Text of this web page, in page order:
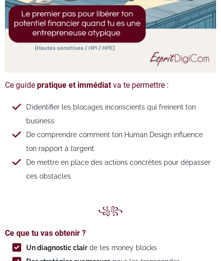
Ce guide pratique et immédiatva te permettre :
D’identifier les blocages inconscients qui freinent ton
business
De comprendre comment ton Human Design influence
ton rapport à l’argent
De mettre en place des actions concrètes pour dépasser
ces obstacles
꧁꧂
Ce que tu vas obtenir ?
Un diagnostic clairde tes money blocks